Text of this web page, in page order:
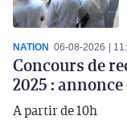
NATION 06-08-2026
Concours de
2025 :
A partir de 10h